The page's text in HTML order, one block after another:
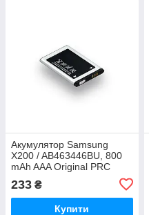
Акумулятор Samsung
X200 / AB463446BU, 800
mAh AAA Original PRC
233 ₴
Купити